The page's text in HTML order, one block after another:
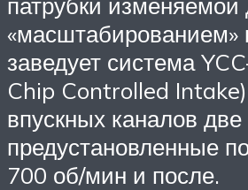
«масштабированием»
заведует система
Chip Controlled
впускных каналов две
предустановленные
700 об/мин и после.